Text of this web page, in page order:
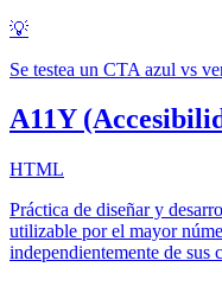
💡
Se testea un CTA azul vs
A11Y
HTML
Práctica de diseñar y
utilizable por el mayor
independientemente de sus